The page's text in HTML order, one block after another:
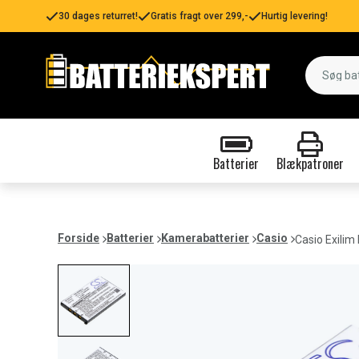
30 dages returret! Gratis fragt over 299,- Hurtig levering!
Batterier Blækpatroner
Forside Batterier Kamerabatterier Casio Casio Exilim